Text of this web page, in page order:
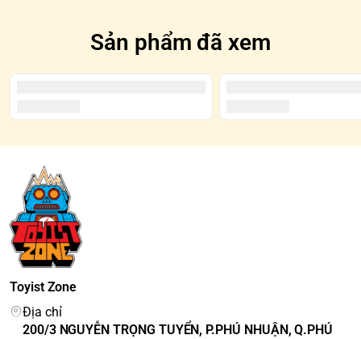
Sản phẩm đã xem
Toyist Zone
Địa chỉ
200/3 NGUYỄN TRỌNG TUYỂN, P.PHÚ NHUẬN, Q.PHÚ